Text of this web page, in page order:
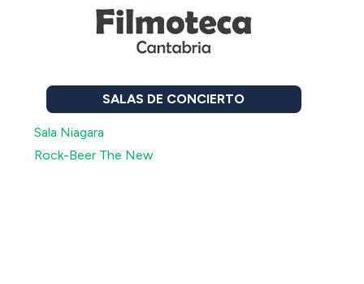
SALAS DE CONCIERTO
Sala Niagara
Rock-Beer The New